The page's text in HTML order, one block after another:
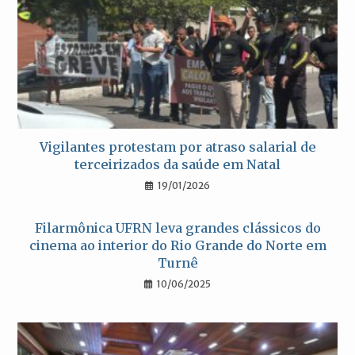
Vigilantes protestam por atraso salarial de
terceirizados da saúde em Natal
19/01/2026
Filarmônica UFRN leva grandes clássicos do
cinema ao interior do Rio Grande do Norte em
Turnê
10/06/2025